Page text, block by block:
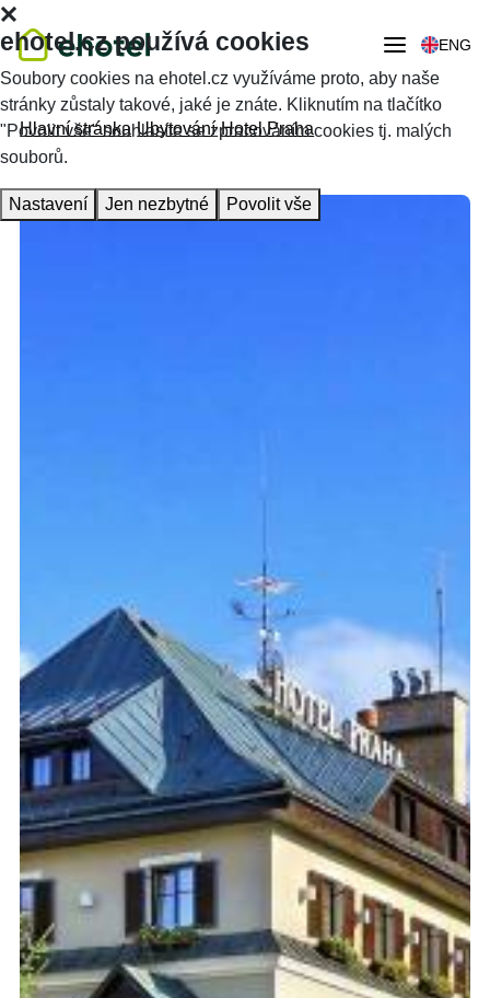
ENG
Hlavní stránka Ubytování Hotel Praha
ehotel.cz používá cookies
Soubory cookies na ehotel.cz využíváme proto, aby naše
stránky zůstaly takové, jaké je znáte. Kliknutím na tlačítko
"Povolit vše" souhlasíte se zpracováním cookies tj. malých
souborů.
Nastavení Jen nezbytné Povolit vše